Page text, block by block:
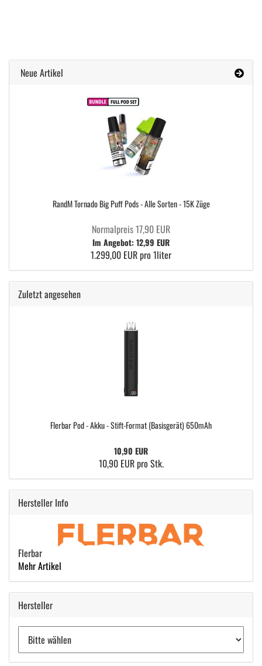
Neue Artikel
RandM Tornado Big Puff Pods - Alle Sorten - 15K Züge
Normalpreis 17,90 EUR
Im Angebot: 12,99 EUR
1.299,00 EUR pro 1liter
Zuletzt angesehen
Flerbar Pod - Akku - Stift-Format (Basisgerät) 650mAh
10,90 EUR
10,90 EUR pro Stk.
Hersteller Info
Flerbar
Mehr Artikel
Hersteller